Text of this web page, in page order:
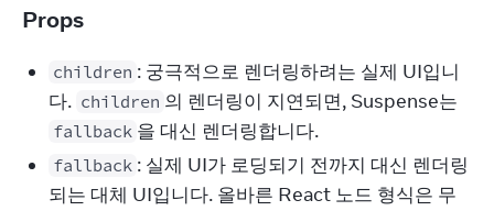
Props
children : 궁극적으로 렌더링하려는 실제 UI입니
다. children 의 렌더링이 지연되면, Suspense는
fallback 을 대신 렌더링합니다.
fallback : 실제 UI가 로딩되기 전까지 대신 렌더링
되는 대체 UI입니다. 올바른 React 노드 형식은 무